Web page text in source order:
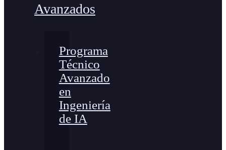
Avanzados
Programa
Técnico
Avanzado
en
Ingeniería
de IA